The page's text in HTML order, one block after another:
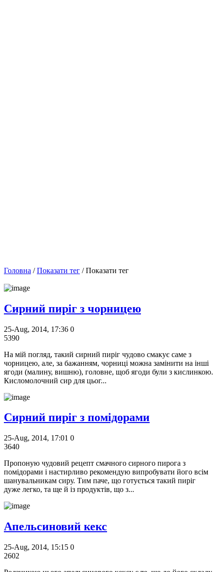
Головна /Показати тег / Показати тег
Сирний пиріг з чорницею
25-Aug, 2014, 17:36 0
5390
На мій погляд, такий сирний пиріг чудово смакує саме з
чорницею, але, за бажанням, чорниці можна замінити на інші
ягоди (малину, вишню), головне, щоб ягоди були з кислинкою.
Кисломолочний сир для цьог...
Сирний пиріг з помідорами
25-Aug, 2014, 17:01 0
3640
Пропоную чудовий рецепт смачного сирного пирога з
помідорами і настирливо рекомендую випробувати його всім
шанувальникам сиру. Тим паче, що готується такий пиріг
дуже легко, та ще й із продуктів, що з...
Апельсиновий кекс
25-Aug, 2014, 15:15 0
2602